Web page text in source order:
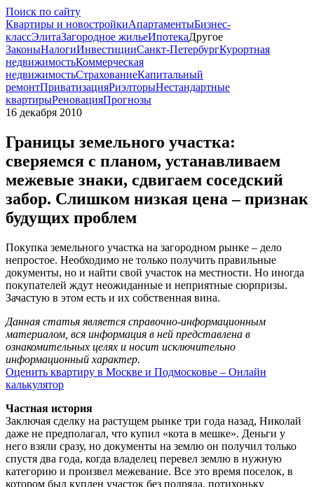
Поиск по сайту
Квартиры и новостройкиАпартаментыБизнес-
классЭлитаЗагородное жильеИпотекаДругое
ЗаконыНалогиИнвестицииСанкт-ПетербургКурортная
недвижимостьКоммерческая
недвижимостьСтрахованиеКапитальный
ремонтПриватизацияРиэлторыНестандартные
квартирыРеновацияПрогнозы
16 декабря 2010
Границы земельного участка:
сверяемся с планом, устанавливаем
межевые знаки, сдвигаем соседский
забор. Слишком низкая цена – признак
будущих проблем
Покупка земельного участка на загородном рынке – дело
непростое. Необходимо не только получить правильные
документы, но и найти свой участок на местности. Но иногда
покупателей ждут неожиданные и неприятные сюрпризы.
Зачастую в этом есть и их собственная вина.
Данная статья является справочно-информационным
материалом, вся информация в ней представлена в
ознакомительных целях и носит исключительно
информационный характер.
Оценить квартиру в Москве и Подмосковье – Онлайн
калькулятор
Частная история
Заключая сделку на растущем рынке три года назад, Николай
даже не предполагал, что купил «кота в мешке». Деньги у
него взяли сразу, но документы на землю он получил только
спустя два года, когда владелец перевел землю в нужную
категорию и произвел межевание. Все это время поселок, в
котором был куплен участок без подряда, потихоньку